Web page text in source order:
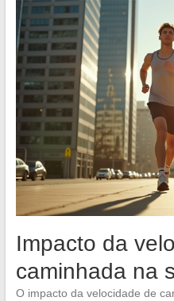
Impacto da
caminhada na
O impacto da velocidade de